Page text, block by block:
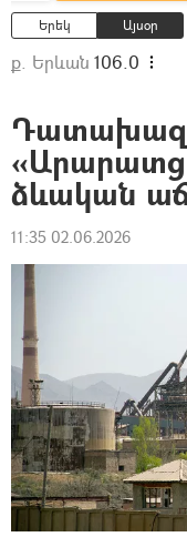
Երեկ Այսօր
ք. Երևան 106.0
ձևական
11:35 02.06.2026